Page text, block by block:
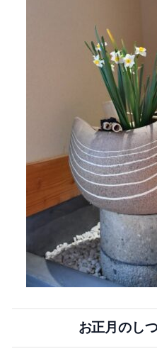
お正月のし